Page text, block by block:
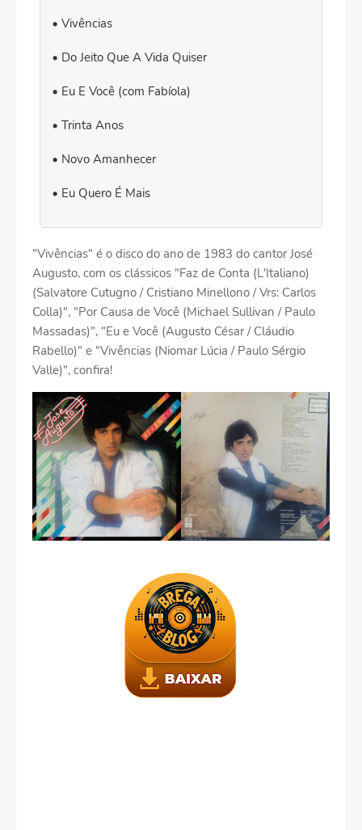
Vivências
Do Jeito Que A Vida Quiser
Eu E Você (com Fabíola)
Trinta Anos
Novo Amanhecer
Eu Quero É Mais
"Vivências" é o disco do ano de 1983 do cantor José
Augusto, com os clássicos "Faz de Conta (L'Italiano)
(Salvatore Cutugno / Cristiano Minellono / Vrs: Carlos
Colla)", "Por Causa de Você (Michael Sullivan / Paulo
Massadas)", "Eu e Você (Augusto César / Cláudio
Rabello)" e "Vivências (Niomar Lúcia / Paulo Sérgio
Valle)", confira!